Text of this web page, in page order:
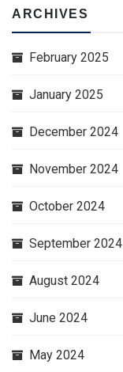
ARCHIVES
February 2025
January 2025
December 2024
November 2024
October 2024
September 2024
August 2024
June 2024
May 2024